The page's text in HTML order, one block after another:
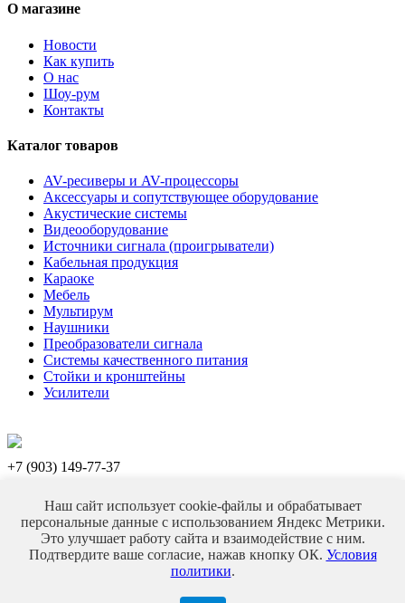
О магазине
Новости
Как купить
О нас
Шоу-рум
Контакты
Каталог товаров
AV-ресиверы и AV-процессоры
Аксессуары и сопутствующее оборудование
Акустические системы
Видеооборудование
Источники сигнала (проигрыватели)
Кабельная продукция
Караоке
Мебель
Мультирум
Наушники
Преобразователи сигнала
Системы качественного питания
Стойки и кронштейны
Усилители
+7 (903) 149-77-37
E-mail:toporoff.den@yandex.ru
Москва, улица 2-я Владимирская, дом 5, офис 18
Персональный раздел
Наверх
Наш сайт использует cookie-файлы и обрабатывает
персональные данные с использованием Яндекс Метрики.
Это улучшает работу сайта и взаимодействие с ним.
Подтвердите ваше согласие, нажав кнопку ОК. Условия
политики.